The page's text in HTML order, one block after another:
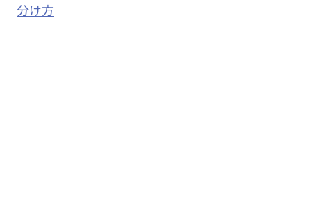
分け方